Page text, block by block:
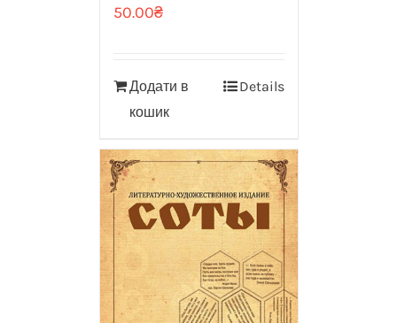
50.00₴
Додати в
кошик
Details